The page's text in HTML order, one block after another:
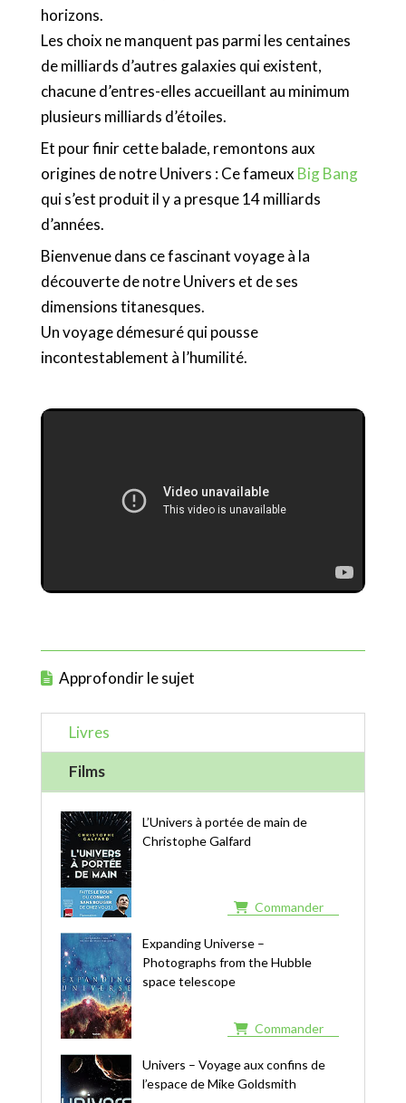
horizons.
Les choix ne manquent pas parmi les centaines
de milliards d’autres galaxies qui existent,
chacune d’entres-elles accueillant au minimum
plusieurs milliards d’étoiles.
Et pour finir cette balade, remontons aux
origines de notre Univers : Ce fameux Big Bang
qui s’est produit il y a presque 14 milliards
d’années.
Bienvenue dans ce fascinant voyage à la
découverte de notre Univers et de ses
dimensions titanesques.
Un voyage démesuré qui pousse
incontestablement à l’humilité.
Approfondir le sujet
Livres
Films
L’Univers à portée de main de
Christophe Galfard
Commander
Expanding Universe –
Photographs from the Hubble
space telescope
Commander
Univers – Voyage aux confins de
l’espace de Mike Goldsmith